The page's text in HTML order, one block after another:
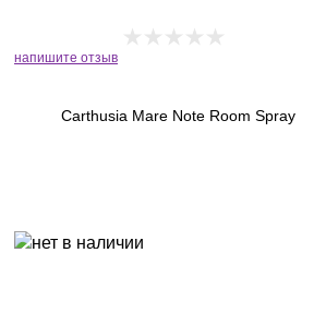
напишите отзыв
Carthusia Mare Note Room Spray